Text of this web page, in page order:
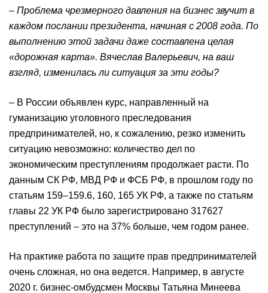
– Проблема чрезмерного давления на бизнес звучит в
каждом послании президента, начиная с 2008 года. По
выполнению этой задачи даже составлена целая
«дорожная карта». Вячеслав Валерьевич, на ваш
взгляд, изменилась ли ситуация за эти годы?
– В России объявлен курс, направленный на
гуманизацию уголовного преследования
предпринимателей, но, к сожалению, резко изменить
ситуацию невозможно: количество дел по
экономическим преступлениям продолжает расти. По
данным СК РФ, МВД РФ и ФСБ РФ, в прошлом году по
статьям 159–159.6, 160, 165 УК РФ, а также по статьям
главы 22 УК РФ было зарегистрировано 317627
преступлений – это на 37% больше, чем годом ранее.
На практике работа по защите прав предпринимателей
очень сложная, но она ведется. Например, в августе
2020 г. бизнес-омбудсмен Москвы Татьяна Минеева